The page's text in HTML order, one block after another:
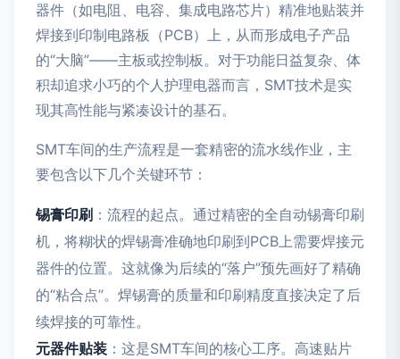
器件（如电阻、电容、集成电路芯片）精准地贴装并
焊接到印制电路板（PCB）上，从而形成电子产品
的“大脑”——主板或控制板。对于功能日益复杂、体
积却追求小巧的个人护理电器而言，SMT技术是实
现其高性能与紧凑设计的基石。
SMT车间的生产流程是一套精密的流水线作业，主
要包含以下几个关键环节：
锡膏印刷 ：流程的起点。通过精密的全自动锡膏印刷
机，将糊状的焊锡膏准确地印刷到PCB上需要焊接元
器件的位置。这就像为后续的“落户”预先画好了精确
的“粘合点”。焊锡膏的质量和印刷精度直接决定了后
续焊接的可靠性。
元器件贴装 ：这是SMT车间的核心工序。高速贴片